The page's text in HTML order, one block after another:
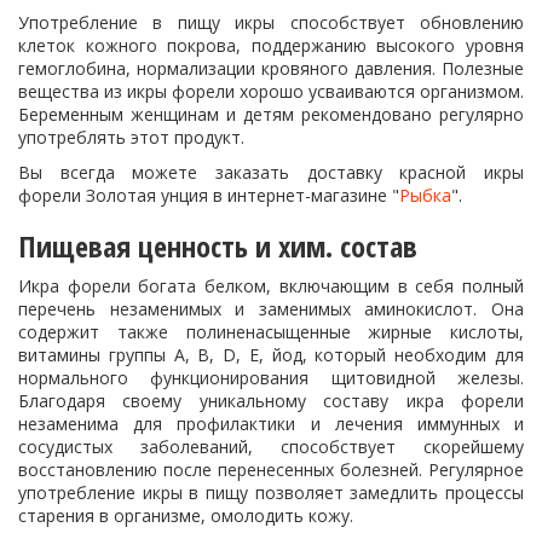
Употребление в пищу икры способствует обновлению
клеток кожного покрова, поддержанию высокого уровня
гемоглобина, нормализации кровяного давления. Полезные
вещества из икры форели хорошо усваиваются организмом.
Беременным женщинам и детям рекомендовано регулярно
употреблять этот продукт.
Вы всегда можете заказать доставку красной икры
форели Золотая унция в интернет-магазине "Рыбка".
Пищевая ценность и хим. состав
Икра форели богата белком, включающим в себя полный
перечень незаменимых и заменимых аминокислот. Она
содержит также полиненасыщенные жирные кислоты,
витамины группы А, B, D, E, йод, который необходим для
нормального функционирования щитовидной железы.
Благодаря своему уникальному составу икра форели
незаменима для профилактики и лечения иммунных и
сосудистых заболеваний, способствует скорейшему
восстановлению после перенесенных болезней. Регулярное
употребление икры в пищу позволяет замедлить процессы
старения в организме, омолодить кожу.